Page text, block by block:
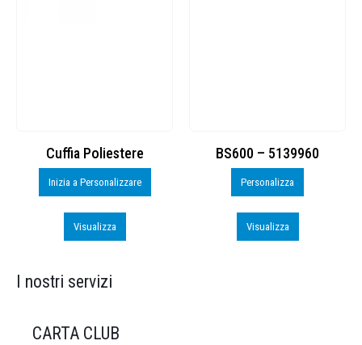
Cuffia Poliestere
Inizia a Personalizzare
Visualizza
BS600 – 5139960
Personalizza
Visualizza
I nostri servizi
CARTA CLUB